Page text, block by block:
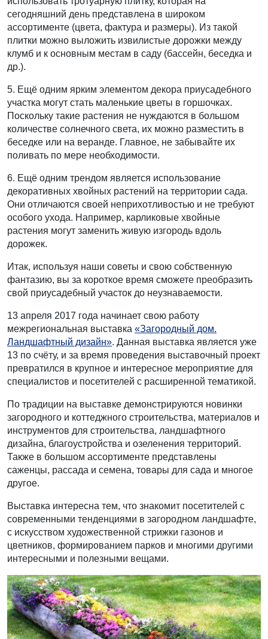
сегодняшний день представлена в широком
ассортименте (цвета, фактура и размеры). Из такой
плитки можно выложить извилистые дорожки между
клумб и к основным местам в саду (бассейн, беседка и
др.).
5. Ещё одним ярким элементом декора приусадебного
участка могут стать маленькие цветы в горшочках.
Поскольку такие растения не нуждаются в большом
количестве солнечного света, их можно разместить в
беседке или на веранде. Главное, не забывайте их
поливать по мере необходимости.
6. Ещё одним трендом является использование
декоративных хвойных растений на территории сада.
Они отличаются своей неприхотливостью и не требуют
особого ухода. Например, карликовые хвойные
растения могут заменить живую изгородь вдоль
дорожек.
Итак, используя наши советы и свою собственную
фантазию, вы за короткое время сможете преобразить
свой приусадебный участок до неузнаваемости.
13 апреля 2017 года начинает свою работу
межрегиональная выставка «Загородный дом.
Ландшафтный дизайн». Данная выставка является уже
13 по счёту, и за время проведения выставочный проект
превратился в крупное и интересное мероприятие для
специалистов и посетителей с расширенной тематикой.
По традиции на выставке демонстрируются новинки
загородного и коттеджного строительства, материалов и
инструментов для строительства, ландшафтного
дизайна, благоустройства и озеленения территорий.
Также в большом ассортименте представлены
саженцы, рассада и семена, товары для сада и многое
другое.
Выставка интересна тем, что знакомит посетителей с
современными тенденциями в загородном ландшафте,
с искусством художественной стрижки газонов и
цветников, формированием парков и многими другими
интересными и полезными вещами.